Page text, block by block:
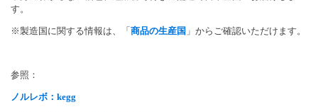
す。
※製造国に関する情報は、「商品の生産国 」 からご確認いただけます。
参照：
ノルレボ：kegg